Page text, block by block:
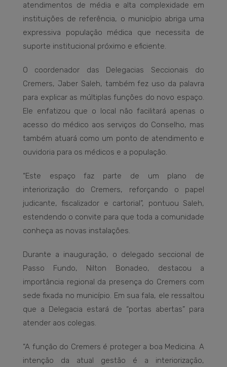
atendimentos de média e alta complexidade em
instituições de referência, o município abriga uma
expressiva população médica que necessita de
suporte institucional próximo e eficiente.
O coordenador das Delegacias Seccionais do
Cremers, Jaber Saleh, também fez uso da palavra
para explicar as múltiplas funções do novo espaço.
Ele enfatizou que o local não facilitará apenas o
acesso do médico aos serviços do Conselho, mas
também atuará como um ponto de atendimento e
ouvidoria para os médicos e a população.
“Este espaço faz parte de um plano de
interiorização do Cremers, reforçando o papel
judicante, fiscalizador e cartorial”, pontuou Saleh,
estendendo o convite para que toda a comunidade
conheça as novas instalações.
Durante a inauguração, o delegado seccional de
Passo Fundo, Nilton Bonadeo, destacou a
importância regional da presença do Cremers com
sede fixada no município. Em sua fala, ele ressaltou
que a Delegacia estará de “portas abertas” para
atender aos colegas.
“A função do Cremers é proteger a boa Medicina. A
intenção da atual gestão é a interiorização,